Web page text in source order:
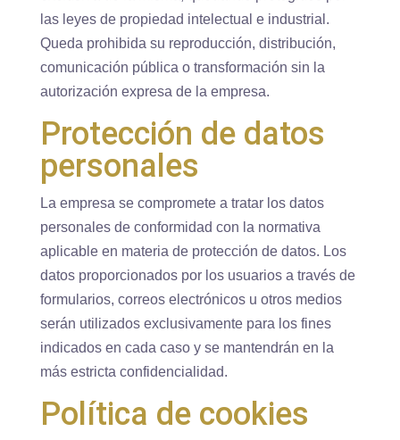
las leyes de propiedad intelectual e industrial.
Queda prohibida su reproducción, distribución,
comunicación pública o transformación sin la
autorización expresa de la empresa.
Protección de datos
personales
La empresa se compromete a tratar los datos
personales de conformidad con la normativa
aplicable en materia de protección de datos. Los
datos proporcionados por los usuarios a través de
formularios, correos electrónicos u otros medios
serán utilizados exclusivamente para los fines
indicados en cada caso y se mantendrán en la
más estricta confidencialidad.
Política de cookies